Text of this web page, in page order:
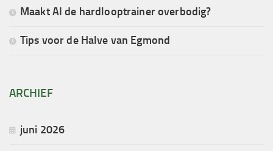
Maakt AI de hardlooptrainer overbodig?
Tips voor de Halve van Egmond
ARCHIEF
juni 2026